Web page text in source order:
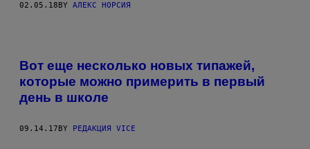
02.05.18 BY АЛЕКС НОРСИЯ
Вот еще несколько новых типажей,
которые можно примерить в первый
день в школе
09.14.17BY РЕДАКЦИЯ VICE